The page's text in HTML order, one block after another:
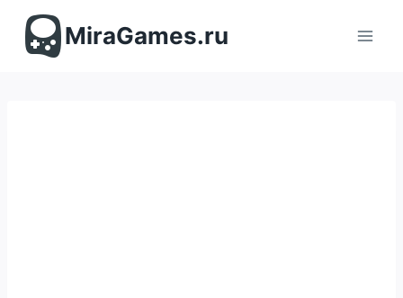
содержимомуMiraGames.ru